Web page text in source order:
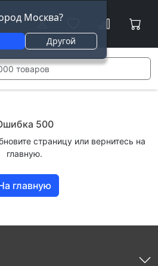
Москва?
Другой
500
страницу или вернитесь на
главную.
главную